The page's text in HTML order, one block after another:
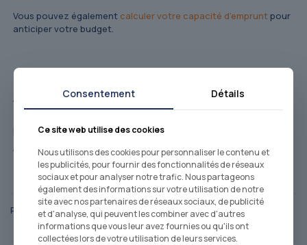
Vous pouvez également calculer votre capacité d’empruntpour
anticiper votre budget.
Contactez un conseiller
Vous souhaitez savoir si vous êtes éligible au prêt à taux zéro ?
personnalisée.
Vous pouvez également nous joindre directement au04 74 71
60 92.
Partager
Consentement Détails
Ce site web utilise des cookies
Nous utilisons des cookies pour personnaliser le contenu et
les publicités, pour fournir des fonctionnalités de réseaux
sociaux et pour analyser notre trafic. Nous partageons
également des informations sur votre utilisation de notre
site avec nos partenaires de réseaux sociaux, de publicité
et d'analyse, qui peuvent les combiner avec d'autres
informations que vous leur avez fournies ou qu'ils ont
collectées lors de votre utilisation de leurs services.